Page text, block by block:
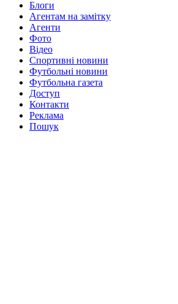
Блоги
Агентам на замітку
Агенти
Фото
Відео
Спортивні новини
Футбольні новини
Футбольна газета
Доступ
Контакти
Реклама
Пошук